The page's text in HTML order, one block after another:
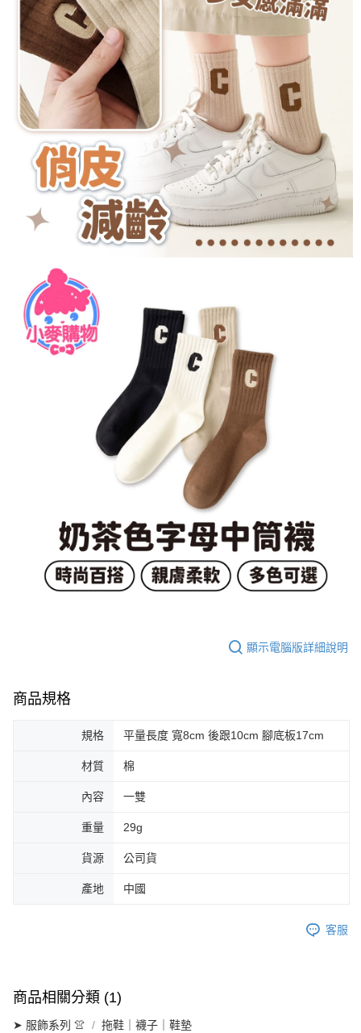
顯示電腦版詳細說明
商品規格
規格 平量長度 寬8cm 後跟10cm 腳底板17cm
材質 棉
內容 一雙
重量 29g
貨源 公司貨
產地 中國
客服
商品相關分類 (1)
➤ 服飾系列 👚 拖鞋｜襪子｜鞋墊